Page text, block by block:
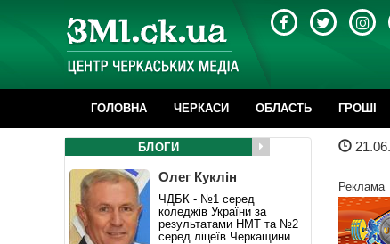
ГОЛОВНА ЧЕРКАСИ ОБЛАСТЬ ГРОШІ
Реклама
БЛОГИ
Олег Куклін
ЧДБК - №1 серед
коледжів України за
результатами НМТ та №2
серед ліцеїв Черкащини